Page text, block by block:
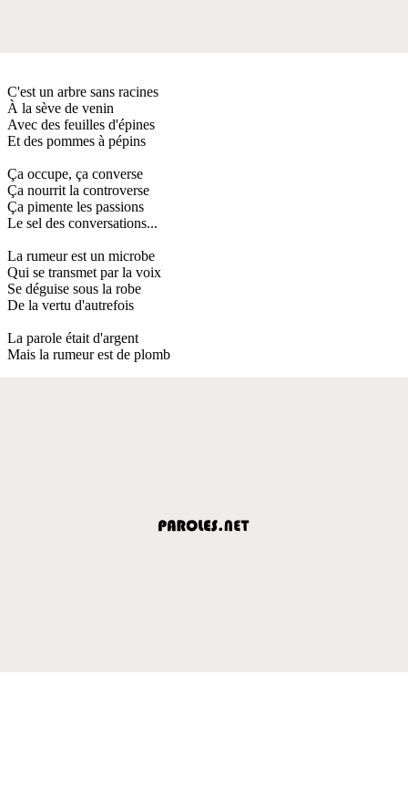
C'est un arbre sans racines
À la sève de venin
Avec des feuilles d'épines
Et des pommes à pépins
Ça occupe, ça converse
Ça nourrit la controverse
Ça pimente les passions
Le sel des conversations...
La rumeur est un microbe
Qui se transmet par la voix
Se déguise sous la robe
De la vertu d'autrefois
La parole était d'argent
Mais la rumeur est de plomb